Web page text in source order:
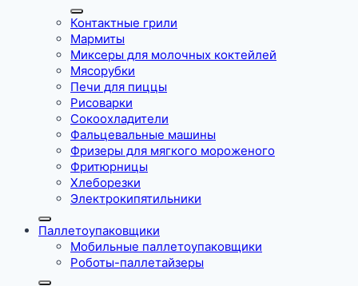
Контактные грили
Мармиты
Миксеры для молочных коктейлей
Мясорубки
Печи для пиццы
Рисоварки
Сокоохладители
Фальцевальные машины
Фризеры для мягкого мороженого
Фритюрницы
Хлеборезки
Электрокипятильники
Паллетоупаковщики
Мобильные паллетоупаковщики
Роботы-паллетайзеры